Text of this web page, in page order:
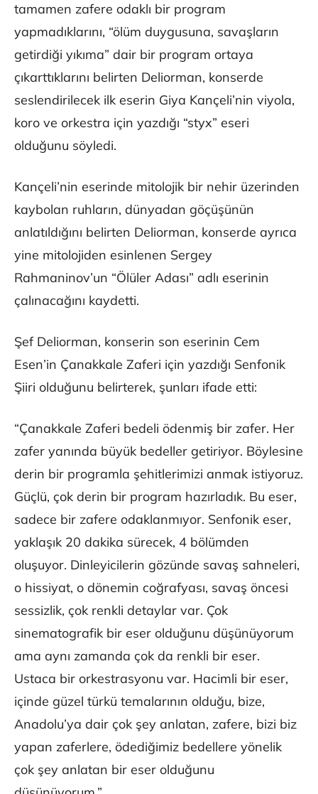
tamamen zafere odaklı bir program
yapmadıklarını, “ölüm duygusuna, savaşların
getirdiği yıkıma” dair bir program ortaya
çıkarttıklarını belirten Deliorman, konserde
seslendirilecek ilk eserin Giya Kançeli’nin viyola,
koro ve orkestra için yazdığı “styx” eseri
olduğunu söyledi.
Kançeli’nin eserinde mitolojik bir nehir üzerinden
kaybolan ruhların, dünyadan göçüşünün
anlatıldığını belirten Deliorman, konserde ayrıca
yine mitolojiden esinlenen Sergey
Rahmaninov’un “Ölüler Adası” adlı eserinin
çalınacağını kaydetti.
Şef Deliorman, konserin son eserinin Cem
Esen’in Çanakkale Zaferi için yazdığı Senfonik
Şiiri olduğunu belirterek, şunları ifade etti:
“Çanakkale Zaferi bedeli ödenmiş bir zafer. Her
zafer yanında büyük bedeller getiriyor. Böylesine
derin bir programla şehitlerimizi anmak istiyoruz.
Güçlü, çok derin bir program hazırladık. Bu eser,
sadece bir zafere odaklanmıyor. Senfonik eser,
yaklaşık 20 dakika sürecek, 4 bölümden
oluşuyor. Dinleyicilerin gözünde savaş sahneleri,
o hissiyat, o dönemin coğrafyası, savaş öncesi
sessizlik, çok renkli detaylar var. Çok
sinematografik bir eser olduğunu düşünüyorum
ama aynı zamanda çok da renkli bir eser.
Ustaca bir orkestrasyonu var. Hacimli bir eser,
içinde güzel türkü temalarının olduğu, bize,
Anadolu’ya dair çok şey anlatan, zafere, bizi biz
yapan zaferlere, ödediğimiz bedellere yönelik
çok şey anlatan bir eser olduğunu